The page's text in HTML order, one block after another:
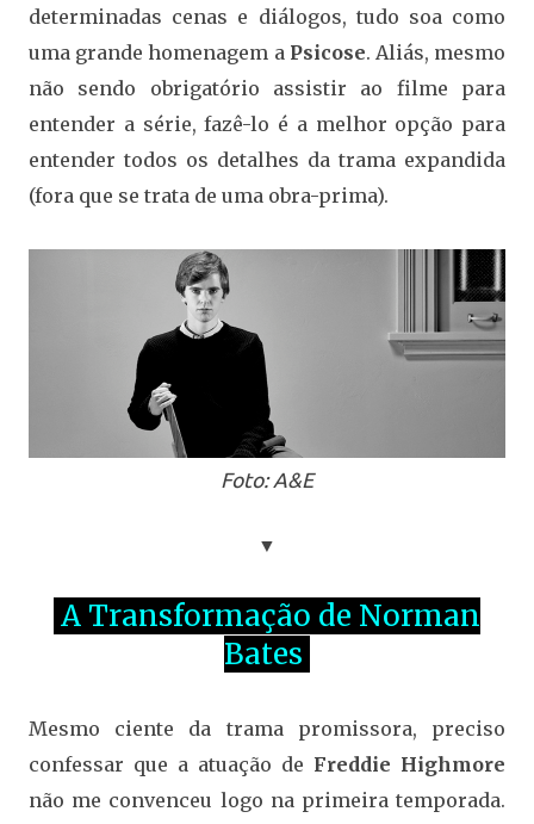
determinadas cenas e diálogos, tudo soa como
uma grande homenagem a Psicose. Aliás, mesmo
não sendo obrigatório assistir ao filme para
entender a série, fazê-lo é a melhor opção para
entender todos os detalhes da trama expandida
(fora que se trata de uma obra-prima).
Foto: A&E
▼
A Transformação de Norman
Bates
Mesmo ciente da trama promissora, preciso
confessar que a atuação de Freddie Highmore
não me convenceu logo na primeira temporada.